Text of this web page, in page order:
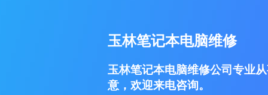
玉林笔记本电脑维修
玉林笔记本电脑维修公司专业
意，欢迎来电咨询。